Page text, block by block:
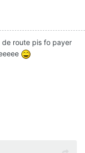
route pis fo payer